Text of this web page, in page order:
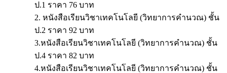
ป.1 ราคา 76 บาท
2. หนังสือเรียนวิชาเทคโนโลยี (วิทยาการคำนวณ) ชั้น
ป.2 ราคา 92 บาท
3.หนังสือเรียนวิชาเทคโนโลยี (วิทยาการคำนวณ) ชั้น
ป.4 ราคา 82 บาท
4.หนังสือเรียนวิชาเทคโนโลยี (วิทยาการคำนวณ) ชั้น